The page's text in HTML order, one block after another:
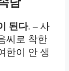
된다. – 사
씨로 착한
한이 안 생